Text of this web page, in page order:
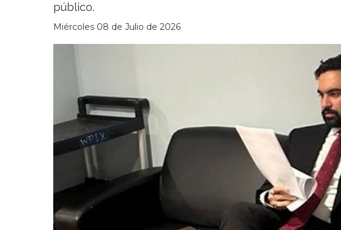
público.
Miércoles 08 de Julio de 2026